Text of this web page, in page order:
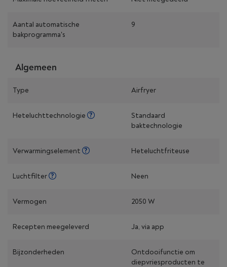
Aantal automatische
bakprogramma's
9
Algemeen
Type Airfryer
Heteluchttechnologie
Standaard
baktechnologie
Verwarmingselement Heteluchtfriteuse
Luchtfilter Neen
Vermogen 2050 W
Recepten meegeleverd Ja, via app
Bijzonderheden
Ontdooifunctie om
diepvriesproducten te